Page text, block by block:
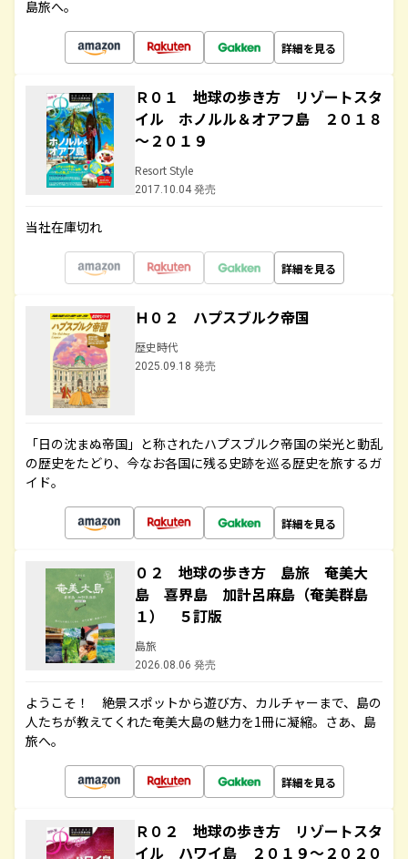
島旅へ。
詳細を見る
Ｒ０１ 地球の歩き方 リゾートスタ
イル ホノルル＆オアフ島 ２０１８
～２０１９
Resort Style
2017.10.04 発売
当社在庫切れ
詳細を見る
Ｈ０２ ハプスブルク帝国
歴史時代
2025.09.18 発売
「日の沈まぬ帝国」と称されたハプスブルク帝国の栄光と動乱
の歴史をたどり、今なお各国に残る史跡を巡る歴史を旅するガ
イド。
詳細を見る
０２ 地球の歩き方 島旅 奄美大
島 喜界島 加計呂麻島（奄美群島
１） ５訂版
島旅
2026.08.06 発売
ようこそ！ 絶景スポットから遊び方、カルチャーまで、島の
人たちが教えてくれた奄美大島の魅力を1冊に凝縮。さあ、島
旅へ。
詳細を見る
Ｒ０２ 地球の歩き方 リゾートスタ
イル ハワイ島 ２０１９～２０２０